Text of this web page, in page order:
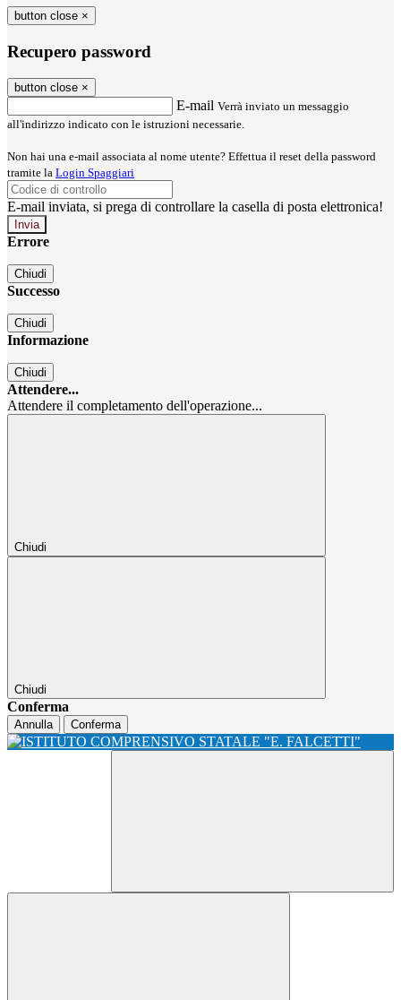
button close ×
Recupero password
button close ×
E-mail Verrà inviato un messaggio
all'indirizzo indicato con le istruzioni necessarie.
Non hai una e-mail associata al nome utente? Effettua il reset della password
tramite la Login Spaggiari
E-mail inviata, si prega di controllare la casella di posta elettronica!
Errore
Chiudi
Successo
Chiudi
Informazione
Chiudi
Attendere...
Attendere il completamento dell'operazione...
Chiudi
Chiudi
Conferma
Annulla Conferma